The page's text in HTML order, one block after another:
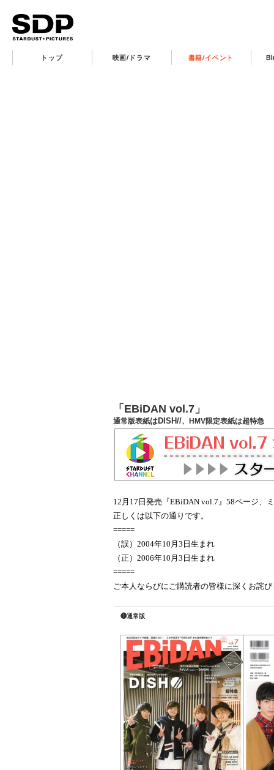
トップ 映画/ドラマ 書籍/イベント
「EBiDAN vol.7」
通常版表紙はDISH//、HMV限定表紙は超特急
12 月 17 日発売『EBiDAN vol.7』 58ページ、
正しくは以下の通りです。
=====
（誤） 2004年10 月 3 日生まれ
（正） 2006年10 月 3 日生まれ
=====
ご本人ならびにご購読者の皆様に深くお詫び
❶通常版